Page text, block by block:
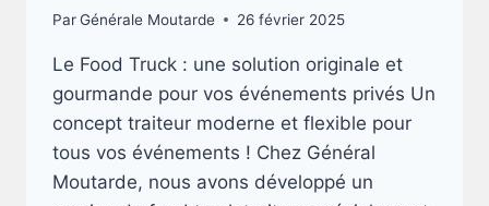
ParGénérale Moutarde 26 février 2025
Le Food Truck : une solution originale et
gourmande pour vos événements privés Un
concept traiteur moderne et flexible pour
tous vos événements ! Chez Général
Moutarde, nous avons développé un